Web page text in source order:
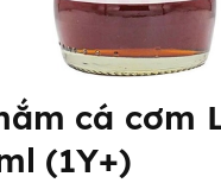
cá cơm
(1Y+)